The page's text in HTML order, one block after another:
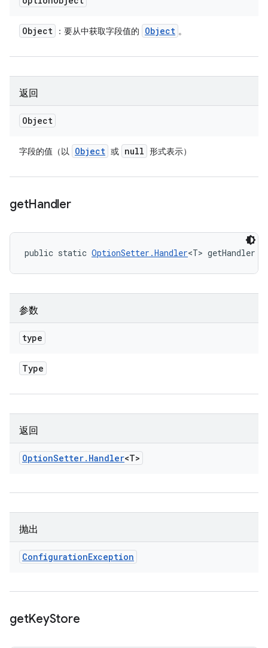
Object ：要从中获取字段值的 Object 。
返回
Object
字段的值（以 Object 或 null 形式表示）
getHandler
public static OptionSetter.Handler<T> getHandler
参数
type
Type
返回
OptionSetter. Handler<T>
抛出
ConfigurationException
getKeyStore